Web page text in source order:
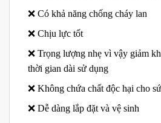
❌ Có khả năng chống cháy lan
❌ Chịu lực tốt
❌ Trọng lượng nhẹ vì vậy giảm
thời gian dài sử dụng
❌ Không chứa chất độc hại cho
❌ Dễ dàng lắp đặt và vệ sinh